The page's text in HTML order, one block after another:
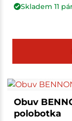
Skladem 11
Obuv
polobotka